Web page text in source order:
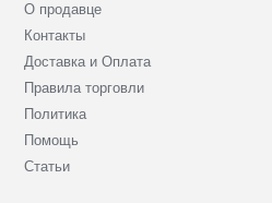
О продавце
Контакты
Доставка и Оплата
Правила торговли
Политика
Помощь
Статьи